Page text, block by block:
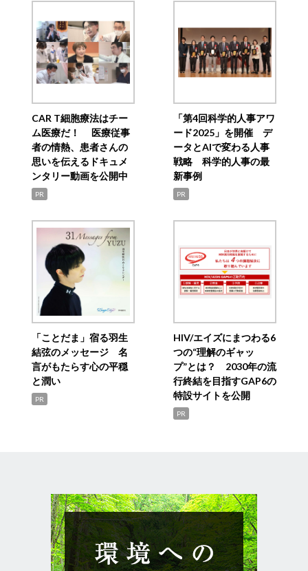
CAR T細胞療法はチー
ム医療だ！ 医療従事
者の情熱、患者さんの
思いを伝えるドキュメ
ンタリー動画を公開中
PR
「第4回科学的人事アワ
ード2025」を開催 デ
ータとAIで変わる人事
戦略 科学的人事の最
新事例
PR
「ことだま」宿る羽生
結弦のメッセージ 名
言がもたらす心の平穏
と潤い
PR
HIV/エイズにまつわる6
つの“理解のギャッ
プ”とは？ 2030年の流
行終結を目指すGAP6の
特設サイトを公開
PR